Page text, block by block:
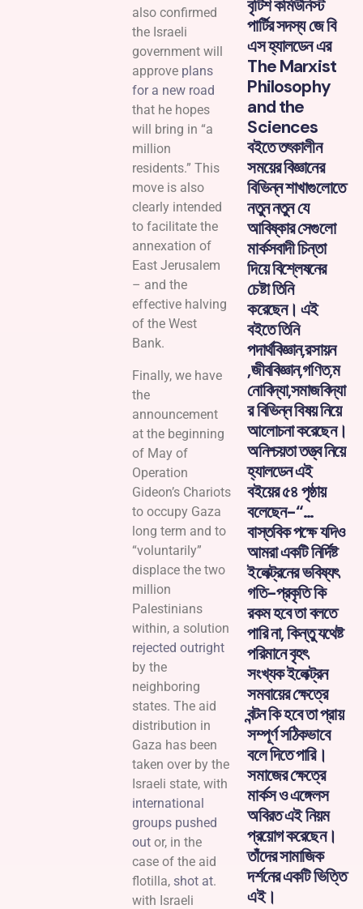
also confirmed
the Israeli
government will
approve plans
for a new road
that he hopes
will bring in “a
million
residents.” This
move is also
clearly intended
to facilitate the
annexation of
East Jerusalem
– and the
effective halving
of the West
Bank.
Finally, we have
the
announcement
at the beginning
of May of
Operation
Gideon’s Chariots
to occupy Gaza
long term and to
“voluntarily”
displace the two
million
Palestinians
within, a solution
rejected outright
by the
neighboring
states. The aid
distribution in
Gaza has been
taken over by the
Israeli state, with
international
groups pushed
outor, in the
case of the aid
flotilla, shot at.
with Israeli
বৃটিশ কমিউনিস্ট
পার্টির সদস্য জে বি
এস হ্যালডেন এর
The Marxist
Philosophy
and the
Sciences
বইতে তৎকালীন
সময়ের বিজ্ঞানের
বিভিন্ন শাখাগুলোতে
নতুন নতুন যে
আবিষ্কার সেগুলো
মার্কসবাদী চিন্তা
দিয়ে বিশ্লেষনের
চেষ্টা তিনি
করেছেন। এই
বইতে তিনি
পদার্থবিজ্ঞান,রসায়ন
,জীববিজ্ঞান,গণিত,ম
নোবিদ্যা,সমাজবিদ্যা
র বিভিন্ন বিষয় নিয়ে
আলোচনা করেছেন।
অনিশ্চয়তা তত্ত্ব নিয়ে
হ্যালডেন এই
বইয়ের ৫৪ পৃষ্ঠায়
বলেছেন-“…
বাস্তবিক পক্ষে যদিও
আমরা একটি নির্দিষ্ট
ইলেক্ট্রনের ভবিষ্যৎ
গতি-প্রকৃতি কি
রকম হবে তা বলতে
পারি না, কিন্তু যথেষ্ট
পরিমানে বৃহৎ
সংখ্যক ইলেক্ট্রন
সমবায়ের ক্ষেত্রে
বন্টন কি হবে তা প্রায়
সম্পূর্ণ সঠিকভাবে
বলে দিতে পারি।
সমাজের ক্ষেত্রে
মার্কস ও এঙ্গেলস
অবিরত এই নিয়ম
প্রয়োগ করেছেন।
তাঁদের সামাজিক
দর্শনের একটি ভিত্তি
এই।